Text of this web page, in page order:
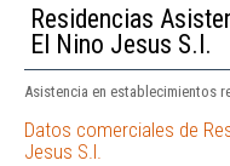
Residencias
El Nino Jesus S.l.
Asistencia en establecimientos
Datos comerciales de
Jesus S.l.